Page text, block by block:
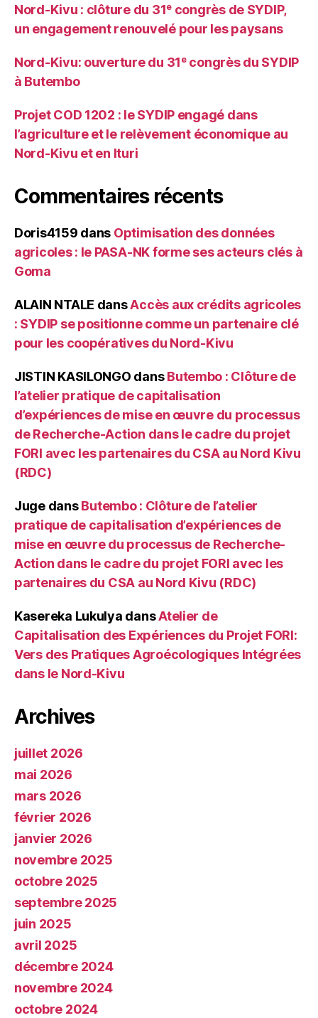
Nord-Kivu : clôture du 31ᵉ congrès de SYDIP,
un engagement renouvelé pour les paysans
Nord-Kivu: ouverture du 31ᵉ congrès du SYDIP
à Butembo
Projet COD 1202 : le SYDIP engagé dans
l’agriculture et le relèvement économique au
Nord-Kivu et en Ituri
Commentaires récents
Doris4159 dans Optimisation des données
agricoles : le PASA-NK forme ses acteurs clés à
Goma
ALAIN NTALE dansAccès aux crédits agricoles
: SYDIP se positionne comme un partenaire clé
pour les coopératives du Nord-Kivu
JISTIN KASILONGO dansButembo : Clôture de
l’atelier pratique de capitalisation
d’expériences de mise en œuvre du processus
de Recherche-Action dans le cadre du projet
FORI avec les partenaires du CSA au Nord Kivu
(RDC)
JugedansButembo : Clôture de l’atelier
pratique de capitalisation d’expériences de
mise en œuvre du processus de Recherche-
Action dans le cadre du projet FORI avec les
partenaires du CSA au Nord Kivu (RDC)
Kasereka Lukulya dansAtelier de
Capitalisation des Expériences du Projet FORI:
Vers des Pratiques Agroécologiques Intégrées
dans le Nord-Kivu
Archives
juillet 2026
mai 2026
mars 2026
février 2026
janvier 2026
novembre 2025
octobre 2025
septembre 2025
juin 2025
avril 2025
décembre 2024
novembre 2024
octobre 2024